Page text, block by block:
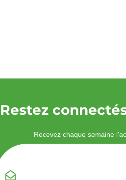
Restez
Recevez chaque semaine